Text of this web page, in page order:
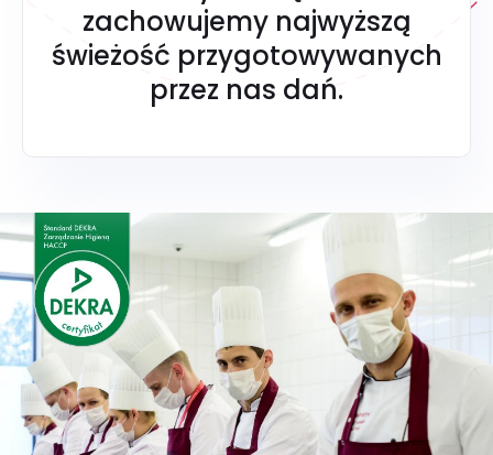
zachowujemy najwyższą
świeżość przygotowywanych
przez nas dań.